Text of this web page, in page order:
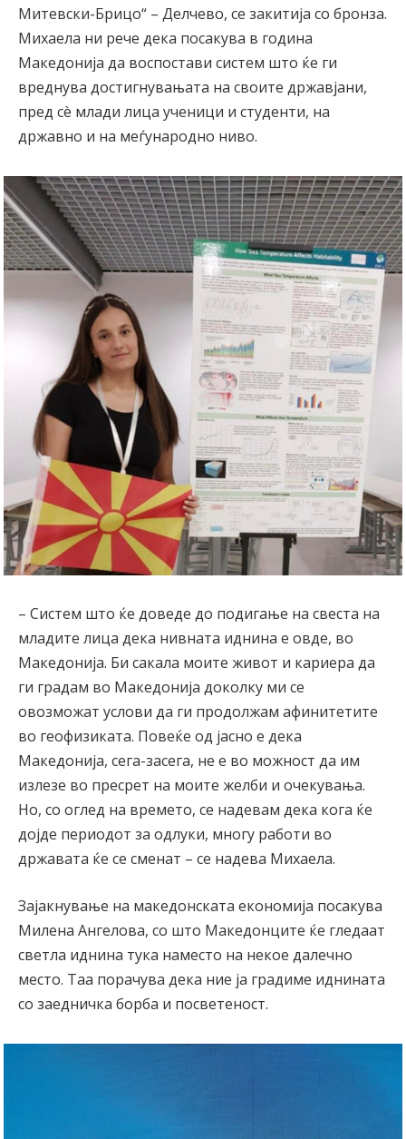
Митевски-Брицо“ – Делчево, се закитија со бронза.
Михаела ни рече дека посакува в година
Македонија да воспостави систем што ќе ги
вреднува достигнувањата на своите државјани,
пред сè млади лица ученици и студенти, на
државно и на меѓународно ниво.
– Систем што ќе доведе до подигање на свеста на
младите лица дека нивната иднина е овде, во
Македонија. Би сакала моите живот и кариера да
ги градам во Македонија доколку ми се
овозможат услови да ги продолжам афинитетите
во геофизиката. Повеќе од јасно е дека
Македонија, сега-засега, не е во можност да им
излезе во пресрет на моите желби и очекувања.
Но, со оглед на времето, се надевам дека кога ќе
дојде периодот за одлуки, многу работи во
државата ќе се сменат – се надева Михаела.
Зајакнување на македонската економија посакува
Милена Ангелова, со што Македонците ќе гледаат
светла иднина тука наместо на некое далечно
место. Таа порачува дека ние ја градиме иднината
со заедничка борба и посветеност.